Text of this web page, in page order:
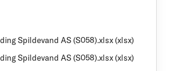
Spildevand AS (S058).xlsx (xlsx)
Spildevand AS (S058).xlsx (xlsx)